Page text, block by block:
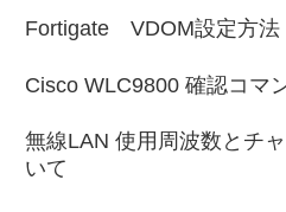
Fortigate VDOM設定方法
Cisco WLC9800 確認コマ
無線LAN 使用周波数とチ
いて